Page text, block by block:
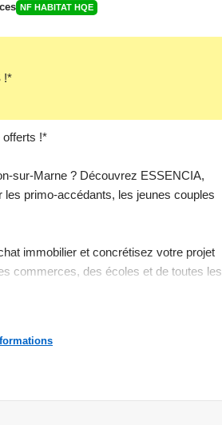
NF HABITAT HQE
!*
offerts !*
sur-Marne ? Découvrez ESSENCIA,
primo-accédants, les jeunes couples
immobilier et concrétisez votre projet
commerces, des écoles et de toutes les
de partager des moments en famille,
et apaisant.
pour accompagner tous les moments